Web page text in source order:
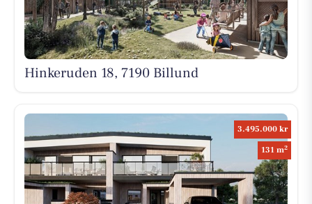
Hinkeruden 18, 7190 Billund
3.495.000 kr
131 m2